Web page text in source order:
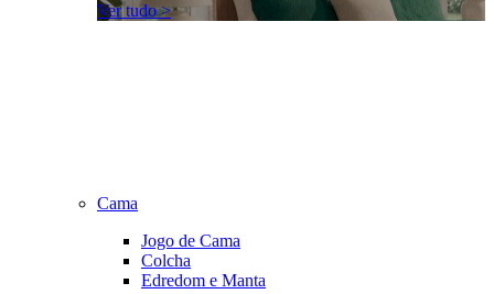
Ver tudo >
Cama
Jogo de Cama
Colcha
Edredom e Manta